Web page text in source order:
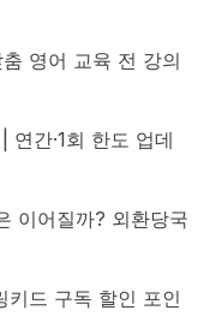
영어 교육 전 강의
간·1회 한도 업데
이어질까? 외환당국
드 구독 할인 포인